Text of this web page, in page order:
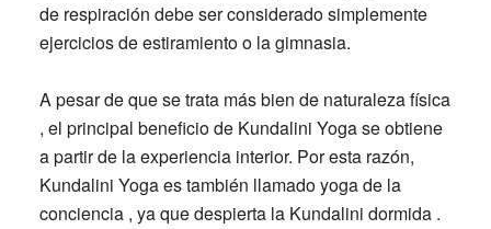
de respiración debe ser considerado simplemente
ejercicios de estiramiento o la gimnasia.
A pesar de que se trata más bien de naturaleza física
, el principal beneficio de Kundalini Yoga se obtiene
a partir de la experiencia interior. Por esta razón,
Kundalini Yoga es también llamado yoga de la
conciencia , ya que despierta la Kundalini dormida .